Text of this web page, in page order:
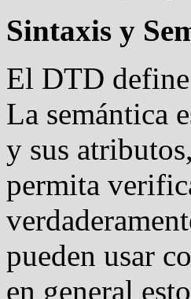
Sintaxis y
El DTD
La semántica
y sus
permita
pueden usar
en general